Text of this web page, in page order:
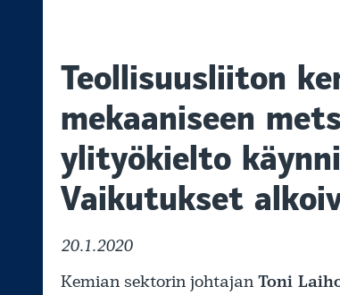
Teollisuusliiton
mekaaniseen
ylityökielto
Vaikutukset
20.1.2020
Kemian sektorin johtajan Toni